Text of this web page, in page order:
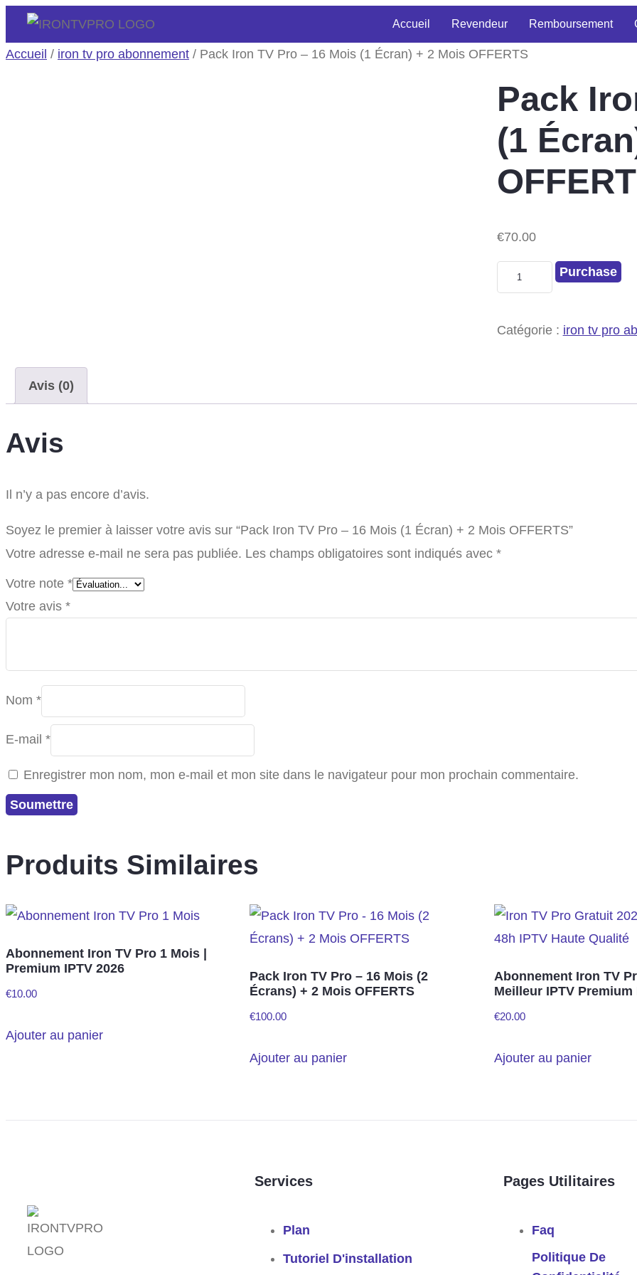
Accueil Revendeur Remboursement
Accueil / iron tv pro abonnement​ / Pack Iron TV Pro – 16 Mois (1 Écran) + 2 Mois OFFERTS
Pack
(1
€70.00
Purchase
Catégorie : iron tv pro
Avis (0)
Avis
Il n’y a pas encore d’avis.
Soyez le premier à laisser votre avis sur “Pack Iron TV Pro – 16 Mois (1 Écran) + 2 Mois OFFERTS”
Votre adresse e-mail ne sera pas publiée. Les champs obligatoires sont indiqués avec *
Votre note *
Votre avis *
Nom *
E-mail *
Enregistrer mon nom, mon e-mail et mon site dans le navigateur pour mon prochain commentaire.
Produits Similaires
Abonnement Iron TV Pro 1 Mois |
Premium IPTV 2026
€10.00
Ajouter au panier
Pack Iron TV Pro – 16 Mois (2
Écrans) + 2 Mois OFFERTS
€100.00
Ajouter au panier
Abonnement Iron TV
Meilleur IPTV Premium
€20.00
Ajouter au panier
Services
Plan
Tutoriel D'installation
Pages Utilitaires
Faq
Politique De